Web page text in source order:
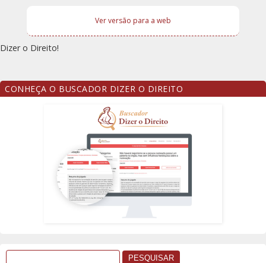
Ver versão para a web
Dizer o Direito!
CONHEÇA O BUSCADOR DIZER O DIREITO